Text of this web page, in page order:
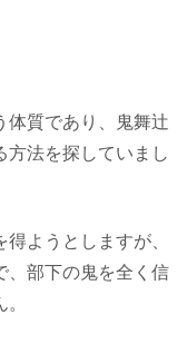
体質であり、鬼舞辻
方法を探していまし
ようとしますが、
、部下の鬼を全く信